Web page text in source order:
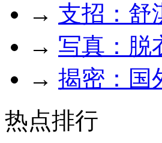
→ 支招：舒
→ 写真：脱
→ 揭密：国
热点排行